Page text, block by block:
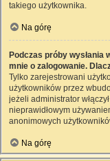
takiego użytkownika.
Na górę
Podczas próby
mnie o zalogowanie.
Tylko zarejestrowani
użytkowników przez
jeżeli administrator
nieprawidłowym
anonimowych
Na górę